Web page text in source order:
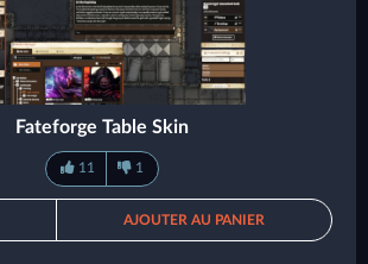
Fateforge Table Skin
11 1
AJOUTER AU PANIER